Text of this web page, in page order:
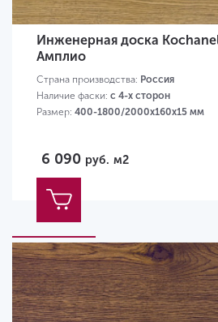
Инженерная доска
Амплио
Страна производства: Россия
Наличие фаски: с 4-х сторон
Размер: 400-1800/2000х160х15 мм
6 090 руб. м2